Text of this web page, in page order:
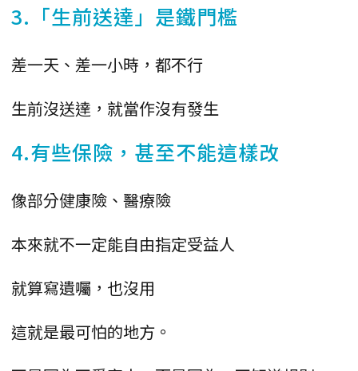
3.「生前送達」是鐵門檻
差一天、差一小時，都不行
生前沒送達，就當作沒有發生
4.有些保險，甚至不能這樣改
像部分健康險、醫療險
本來就不一定能自由指定受益人
就算寫遺囑，也沒用
這就是最可怕的地方。